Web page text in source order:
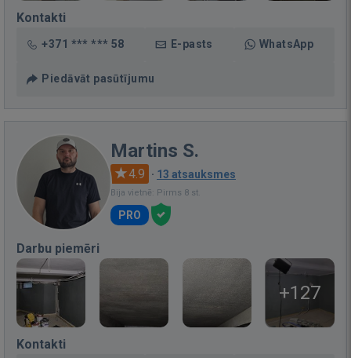
Kontakti
+371 *** *** 58 E-pasts WhatsApp
Piedāvāt pasūtījumu
Martins S.
4.9 · 13 atsauksmes
Bija vietnē: Pirms 8 st.
PRO
Darbu piemēri
+127
Kontakti